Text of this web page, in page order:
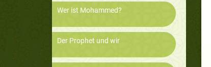
Wer ist Mohammed?
Der Prophet und wir